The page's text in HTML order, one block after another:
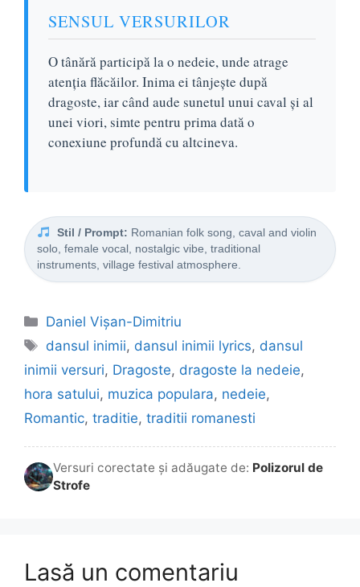
SENSUL VERSURILOR
O tânără participă la o nedeie, unde atrage
atenția flăcăilor. Inima ei tânjește după
dragoste, iar când aude sunetul unui caval și al
unei viori, simte pentru prima dată o
conexiune profundă cu altcineva.
Stil / Prompt: Romanian folk song, caval and violin
solo, female vocal, nostalgic vibe, traditional
instruments, village festival atmosphere.
Categorii
Daniel Vişan-Dimitriu
Etichete
dansul inimii, dansul inimii lyrics, dansul
inimii versuri, Dragoste, dragoste la nedeie,
hora satului, muzica populara, nedeie,
Romantic, traditie, traditii romanesti
Versuri corectate și adăugate de: Polizorul de
Strofe
Lasă un comentariu